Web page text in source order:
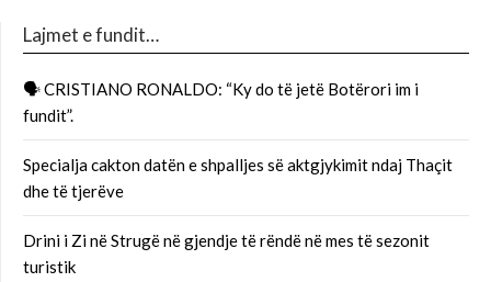
Lajmet e fundit…
🗣 CRISTIANO RONALDO: “Ky do të jetë Botërori im i
fundit”.
Specialja cakton datën e shpalljes së aktgjykimit ndaj Thaçit
dhe të tjerëve
Drini i Zi në Strugë në gjendje të rëndë në mes të sezonit
turistik